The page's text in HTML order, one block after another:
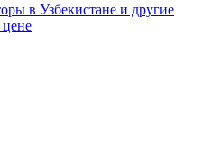
в Узбекистане и другие